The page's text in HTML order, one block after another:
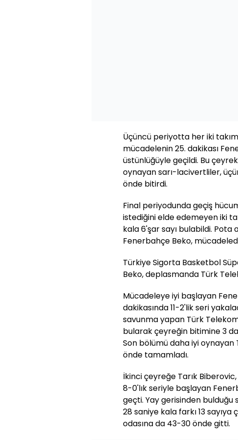
Üçüncü periyotta her iki takım
mücadelenin 25. dakikası
üstünlüğüyle geçildi. Bu
oynayan sarı-lacivertliler,
önde bitirdi.
Final periyodunda geçiş
istediğini elde edemeyen iki
kala 6'şar sayı bulabildi. Pota
Fenerbahçe Beko,
Türkiye Sigorta Basketbol
Beko, deplasmanda Türk
Mücadeleye iyi başlayan
dakikasında 11-2'lik seri
savunma yapan Türk
bularak çeyreğin bitimine 3
Son bölümü daha iyi
önde tamamladı.
İkinci çeyreğe Tarık
8-0'lık seriyle başlayan
geçti. Yay gerisinden bulduğu
28 saniye kala farkı 13
odasına da 43-30 önde gitti.